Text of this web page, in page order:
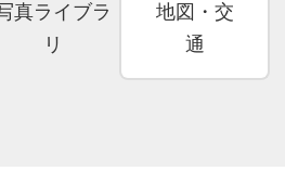
真ライブラ
リ
地図・交
通